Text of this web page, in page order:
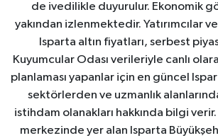
de ivedilikle duyurulur. Ekonomik
yakından izlenmektedir. Yatırımcılar
Isparta altın fiyatları, serbest
Kuyumcular Odası verileriyle canlı
planlaması yapanlar için en güncel
sektörlerden ve uzmanlık
istihdam olanakları hakkında bilgi
merkezinde yer alan Isparta